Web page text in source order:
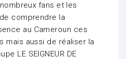
fans et les
comprendre la
au Cameroun ces
mais aussi de réaliser la
LE SEIGNEUR DE